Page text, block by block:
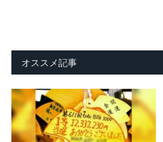
オススメ記事